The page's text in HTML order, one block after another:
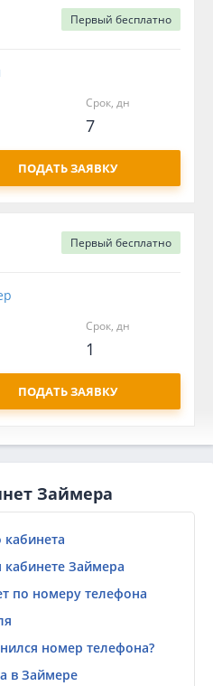
Первый бесплатно
Срок, дн
7
ПОДАТЬ ЗАЯВКУ
Первый бесплатно
Срок, дн
1
ПОДАТЬ ЗАЯВКУ
Займера
кабинете Займера
по номеру телефона
номер телефона?
в Займере